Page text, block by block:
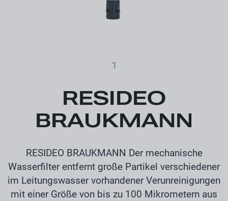
1
RESIDEO
BRAUKMANN
RESIDEO BRAUKMANN Der mechanische
Wasserfilter entfernt große Partikel verschiedener
im Leitungswasser vorhandener Verunreinigungen
mit einer Größe von bis zu 100 Mikrometern aus